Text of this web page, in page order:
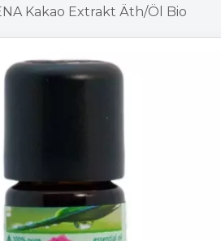
Kakao Extrakt Äth/Öl Bio